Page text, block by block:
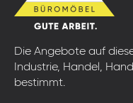
Die Angebote auf
Industrie, Handel,
bestimmt.